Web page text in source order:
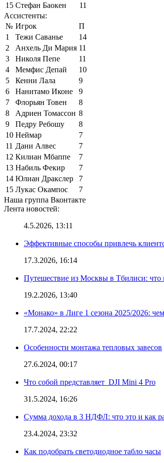
15 Стефан Баокен
11
Ассистенты:
№ Игрок
П
1
Тежи Саванье
14
2
Анхель Ди Мария 11
3
Николя Пепе
11
4
Мемфис Депай
10
5
Кенни Лала
9
6
Нанитамо Иконе
9
7
Флорьян Товен
8
8
Адриен Томассон 8
9
Педру Ребошу
8
10 Неймар
7
11 Дани Алвес
7
12 Килиан Мбаппе
7
13 Набиль Фекир
7
14 Юлиан Дракслер
7
15 Лукас Окампос
7
Наша группа Вконтакте
Лента новостей:
4.5.2026, 13:11
Эффективные способы привлечь
17.3.2026, 16:14
Путешествие из Москвы в Тбилиси: что
19.2.2026, 13:40
«Монако» в Лиге 1 сезона 2025/2026:
17.7.2024, 22:22
Особенности монтажа тепловых завесов
27.6.2024, 00:17
Что собой представляет DJI Mini 4 Pro
31.5.2024, 16:26
Сумма дохода в 3 НДФЛ: что это и как
23.4.2024, 23:32
Как подобрать светодиодное табло часы